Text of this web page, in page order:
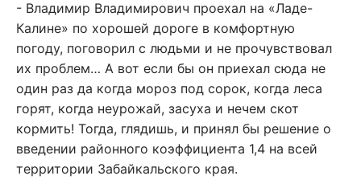
- Владимир Владимирович проехал на «Ладе-
Калине» по хорошей дороге в комфортную
погоду, поговорил с людьми и не прочувствовал
их проблем… А вот если бы он приехал сюда не
один раз да когда мороз под сорок, когда леса
горят, когда неурожай, засуха и нечем скот
кормить! Тогда, глядишь, и принял бы решение о
введении районного коэффициента 1,4 на всей
территории Забайкальского края.